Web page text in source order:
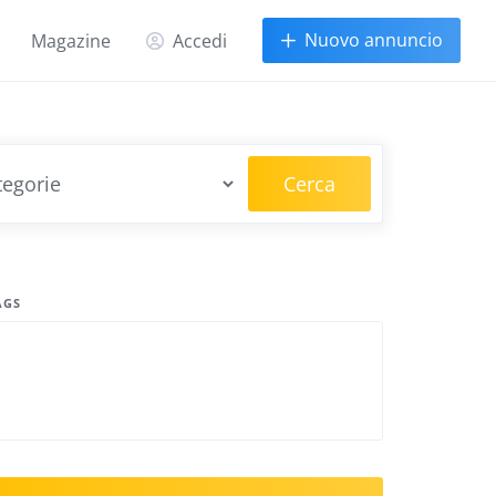
Magazine Accedi Nuovo annuncio
Cerca